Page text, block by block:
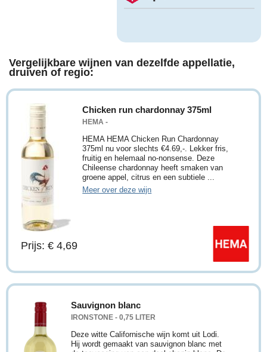
Vergelijkbare wijnen van dezelfde appellatie,
druiven of regio:
Chicken run chardonnay 375ml
HEMA -
HEMA HEMA Chicken Run Chardonnay
375ml nu voor slechts €4.69,-. Lekker fris,
fruitig en helemaal no-nonsense. Deze
Chileense chardonnay heeft smaken van
groene appel, citrus en een subtiele ...
Meer over deze wijn
Prijs: € 4,69
Sauvignon blanc
IRONSTONE - 0,75 LITER
Deze witte Californische wijn komt uit Lodi.
Hij wordt gemaakt van sauvignon blanc met